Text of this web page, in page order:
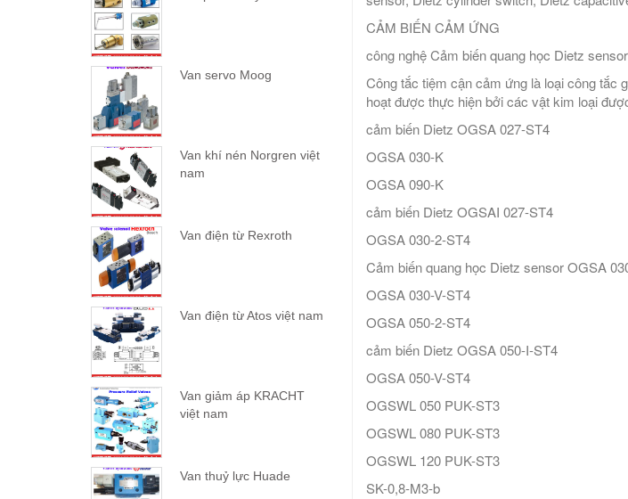
CẢM BIẾN CẢM ỨNG
công nghệ Cảm biến quang học Dietz
Công tắc tiệm cận cảm ứng là loại công tắc
hoạt được thực hiện bởi các vật kim loại
cảm biến Dietz OGSA 027-ST4
OGSA 030-K
OGSA 090-K
cảm biến Dietz OGSAI 027-ST4
OGSA 030-2-ST4
Cảm biến quang học Dietz sensor OGSA
OGSA 030-V-ST4
OGSA 050-2-ST4
cảm biến Dietz OGSA 050-I-ST4
OGSA 050-V-ST4
OGSWL 050 PUK-ST3
OGSWL 080 PUK-ST3
OGSWL 120 PUK-ST3
SK-0,8-M3-b
Van servo Moog
Van khí nén Norgren việt
nam
Van điện từ Rexroth
Van điện từ Atos việt nam
Van giảm áp KRACHT
việt nam
Van thuỷ lực Huade